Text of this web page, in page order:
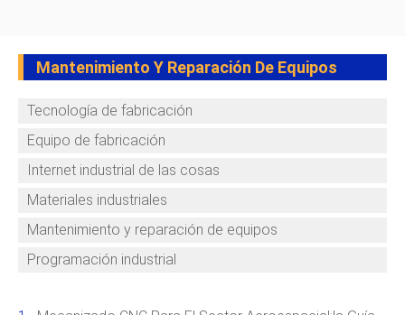
Mantenimiento Y Reparación De Equipos
Tecnología de fabricación
Equipo de fabricación
Internet industrial de las cosas
Materiales industriales
Mantenimiento y reparación de equipos
Programación industrial